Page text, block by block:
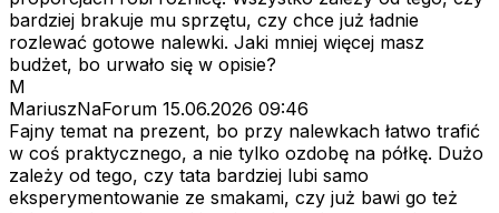
bardziej brakuje mu sprzętu, czy chce już ładnie
rozlewać gotowe nalewki. Jaki mniej więcej masz
budżet, bo urwało się w opisie?
M
MariuszNaForum 15.06.2026 09:46
Fajny temat na prezent, bo przy nalewkach łatwo trafić
w coś praktycznego, a nie tylko ozdobę na półkę. Dużo
zależy od tego, czy tata bardziej lubi samo
eksperymentowanie ze smakami, czy już bawi go też